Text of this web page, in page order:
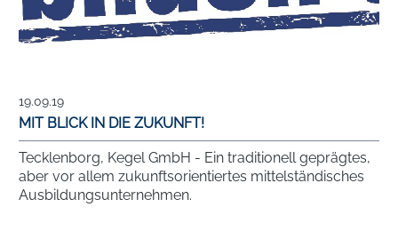
19.09.19
MIT BLICK IN DIE ZUKUNFT!
Tecklenborg, Kegel GmbH - Ein traditionell geprägtes,
aber vor allem zukunftsorientiertes mittelständisches
Ausbildungsunternehmen.